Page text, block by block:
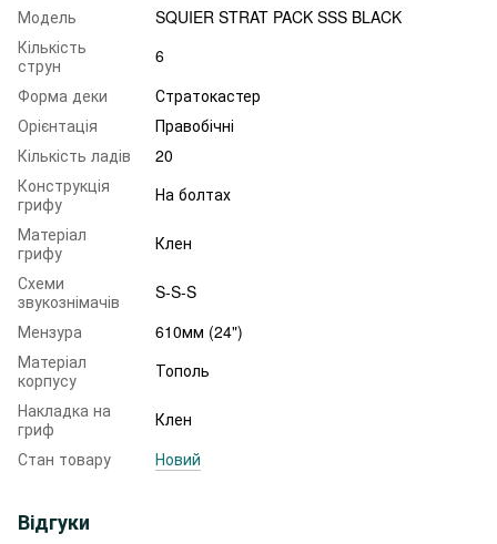
Модель
SQUIER STRAT PACK SSS BLACK
Кількість
струн
6
Форма деки
Стратокастер
Орієнтація
Правобічні
Кількість ладів
20
Конструкція
грифу
На болтах
Матеріал
грифу
Клен
Схеми
звукознімачів
S-S-S
Мензура
610мм (24")
Матеріал
корпусу
Тополь
Накладка на
гриф
Клен
Стан товару
Новий
Відгуки